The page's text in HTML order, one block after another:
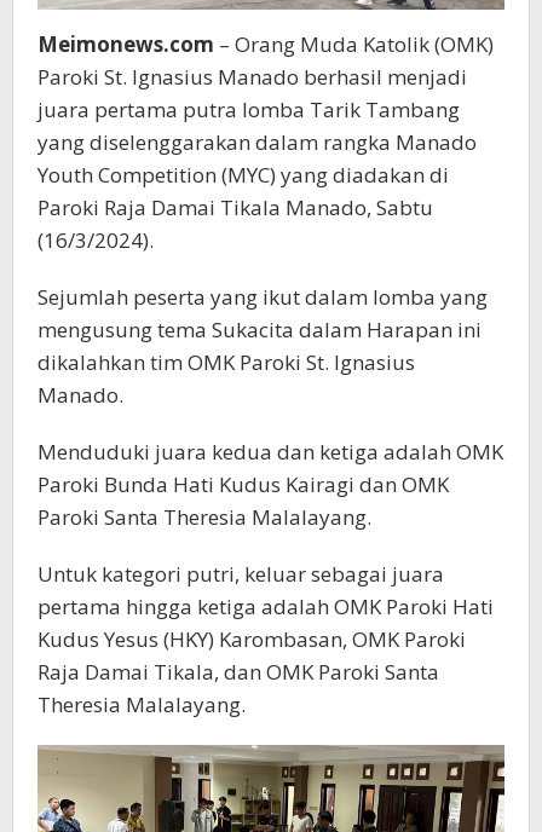
Meimonews.com – Orang Muda Katolik (OMK)
Paroki St. Ignasius Manado berhasil menjadi
juara pertama putra lomba Tarik Tambang
yang diselenggarakan dalam rangka Manado
Youth Competition (MYC) yang diadakan di
Paroki Raja Damai Tikala Manado, Sabtu
(16/3/2024).
Sejumlah peserta yang ikut dalam lomba yang
mengusung tema Sukacita dalam Harapan ini
dikalahkan tim OMK Paroki St. Ignasius
Manado.
Menduduki juara kedua dan ketiga adalah OMK
Paroki Bunda Hati Kudus Kairagi dan OMK
Paroki Santa Theresia Malalayang.
Untuk kategori putri, keluar sebagai juara
pertama hingga ketiga adalah OMK Paroki Hati
Kudus Yesus (HKY) Karombasan, OMK Paroki
Raja Damai Tikala, dan OMK Paroki Santa
Theresia Malalayang.